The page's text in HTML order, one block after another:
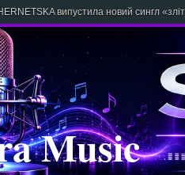
випустила новий сингл
Music